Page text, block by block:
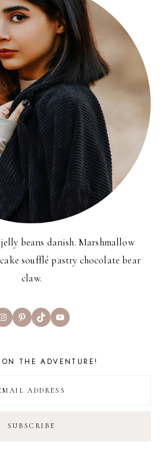
beans danish. Marshmallow
soufflé pastry chocolate bear
claw.
InstagramPinterest
TikTokYouTube
THE ADVENTURE!